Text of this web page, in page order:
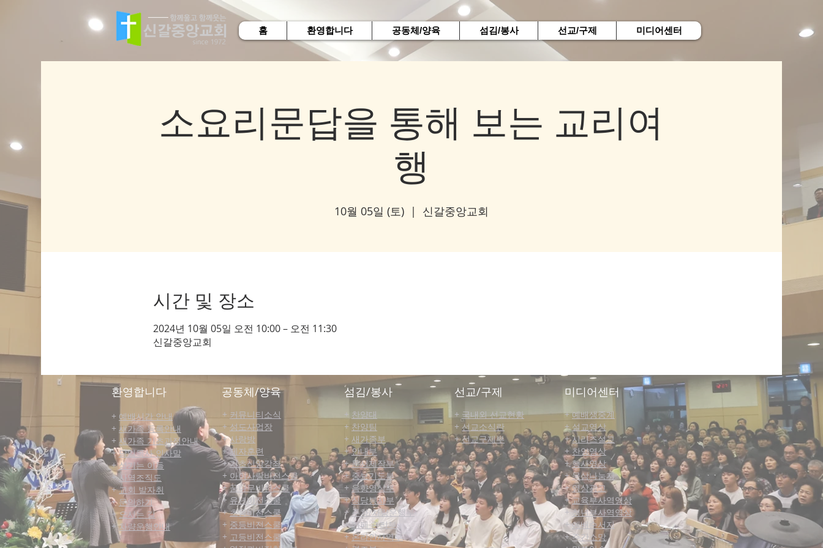
홈 환영합니다 공동체/양육 섬김/봉사 선교/구제 미디어센터
소요리문답을 통해 보는 교리여
행
10월 05일 (토)
  |
신갈중앙교회
시간 및 장소
2024년 10월 05일 오전 10:00 – 오전 11:30
신갈중앙교회
​환영합니다 공동체/양육
+ 예배시간 안내
+ 새가족 등록안내
+ 새가족 기초과정안내
+담임목사 인사말
+섬기는 이들
+사역조직도
+교회 발자취
+문의하기
+오시는 길
+차량운행안내
+ 커뮤니티​소식
+ 성도사업장
+사랑방
+제자훈련
+기초신앙강좌
+ 아이사랑비전스쿨
+꿈나무비전스쿨
+ 유년비전스쿨
+초등비전스쿨
+ 중등비전스쿨
+ 고등비전스쿨
섬김/봉사
+ 찬양대
+ 찬양팀
+ 새가족부
+안내부
+문서제작부
+중보기도부
+ 음향영상부
+식당봉사부
+주차/차량운행부
+카페 관리부
+온라인사역부
선교/구제
+ 국내외 선교현황
+ 선교소식란
+선교구제부
미디어센터
+예배생중계
+설교영상
+시리즈설교
+찬양영상
+행사영상
+묵상나눔지
+영상광고
+교육부사역영상
+청년부사역영상
+예배순서지
+주간소망